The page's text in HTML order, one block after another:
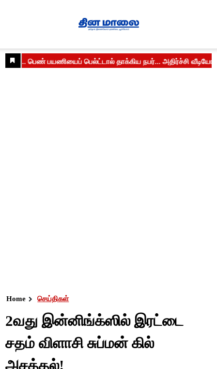
Home செய்திகள்
2வது இன்னிங்க்ஸில் இரட்டை
சதம் விளாசி சுப்மன் கில்
அசத்தல்!